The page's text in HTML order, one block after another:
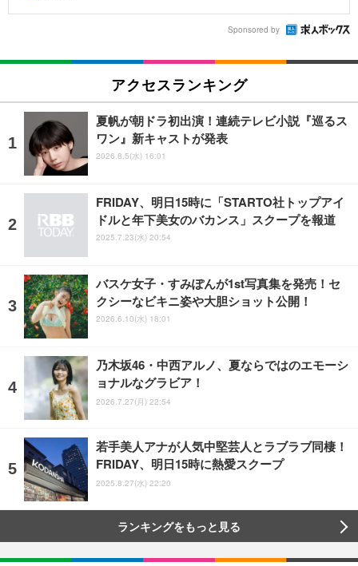
Sponsored by
アクセスランキング
夏帆が朝ドラ初出演！連続テレビ小説『巡るス
ワン』新キャストが発表
2026.8.5(水) 16:01
FRIDAY、明日15時に「STARTO社トップアイ
ドルと年下美女のバカンス」スクープを報道
2025.7.23(水) 20:54
バスケ女子・すみぽんが1st写真集を発売！セ
クシーなビキニ姿や大胆ショット公開！
2026.6.10(水) 18:01
乃木坂46・中西アルノ、夏ならではのエモーシ
ョナルなグラビア！
2026.7.27(月) 22:54
若手美人アナが人気中堅芸人とラブラブ同棲！
FRIDAY、明日15時に熱愛スクープ
2025.8.27(水) 22:20
ランキングをもっと見る